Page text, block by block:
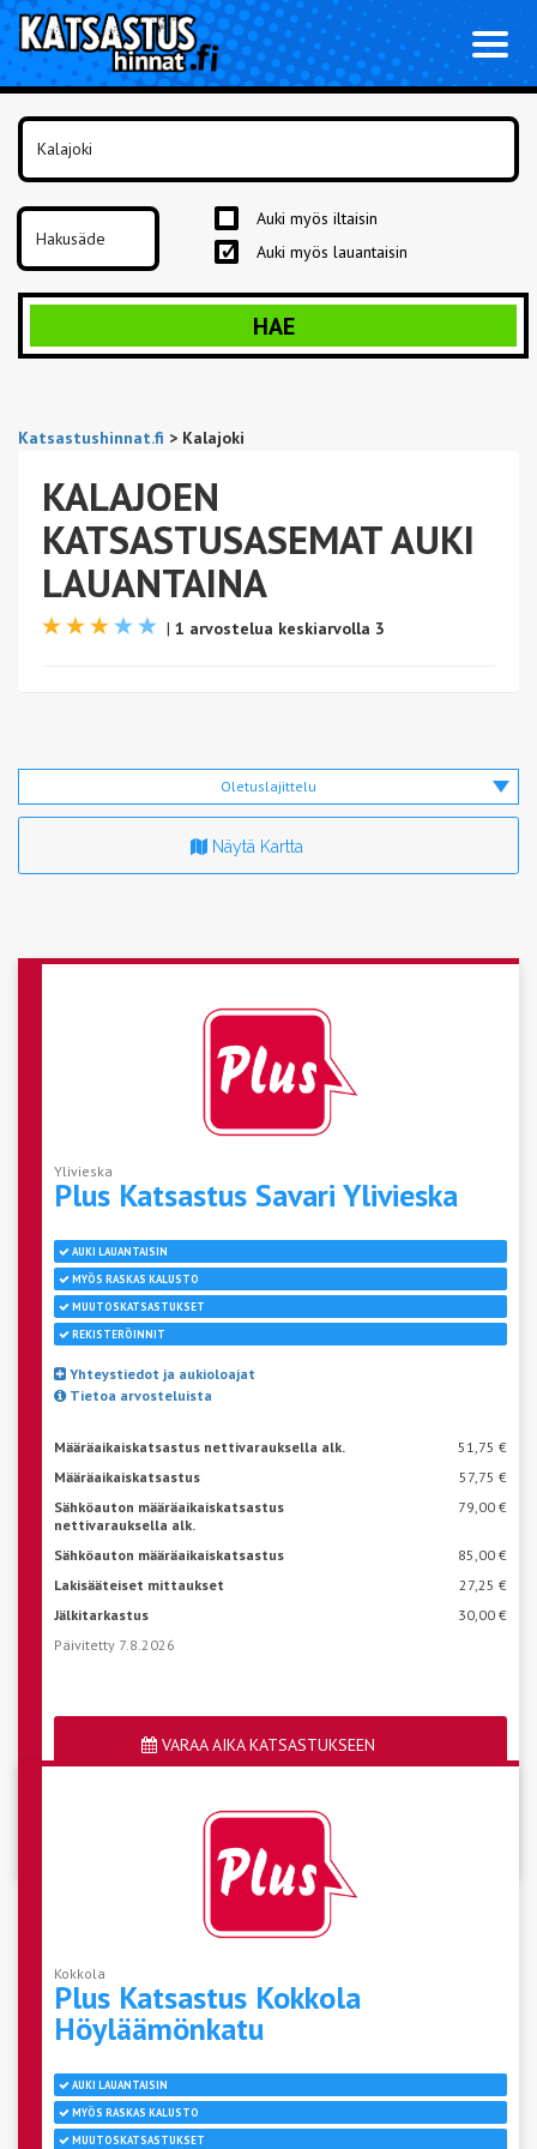
Auki myös iltaisin
Auki myös lauantaisin
HAE
Katsastushinnat.fi > Kalajoki
KALAJOEN
KATSASTUSASEMAT AUKI
LAUANTAINA
| 1 arvostelua keskiarvolla 3
Oletuslajittelu
Näytä Kartta
Ylivieska
Plus Katsastus Savari Ylivieska
AUKI LAUANTAISIN
MYÖS RASKAS KALUSTO
MUUTOSKATSASTUKSET
REKISTERÖINNIT
Yhteystiedot ja aukioloajat
Tietoa arvosteluista
Määräaikaiskatsastus nettivarauksella alk.
51,75 €
Määräaikaiskatsastus
57,75 €
Sähköauton määräaikaiskatsastus
nettivarauksella alk.
79,00 €
Sähköauton määräaikaiskatsastus
85,00 €
Lakisääteiset mittaukset
27,25 €
Jälkitarkastus
30,00 €
Päivitetty 7.8.2026
VARAA AIKA KATSASTUKSEEN
Kokkola
Plus Katsastus Kokkola
Höyläämönkatu
AUKI LAUANTAISIN
MYÖS RASKAS KALUSTO
MUUTOSKATSASTUKSET